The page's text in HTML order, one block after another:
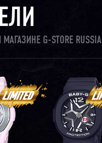
G-STORE RUSSIA